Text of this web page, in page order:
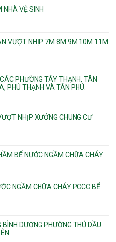
NHÀ VỆ SINH
thấm
VƯỢT NHỊP 7M 8M 9M 10M 11M
kế
thi
PHƯỜNG TÂY THẠNH, TÂN
PHÚ THẠNH VÀ TÂN PHÚ.
phường
Sơn
NHỊP XƯỞNG CHUNG CƯ
nhịp
BỂ NƯỚC NGẦM CHỮA CHÁY
đào
NGẦM CHỮA CHÁY PCCC BỂ
DƯƠNG PHƯỜNG THỦ DẦU